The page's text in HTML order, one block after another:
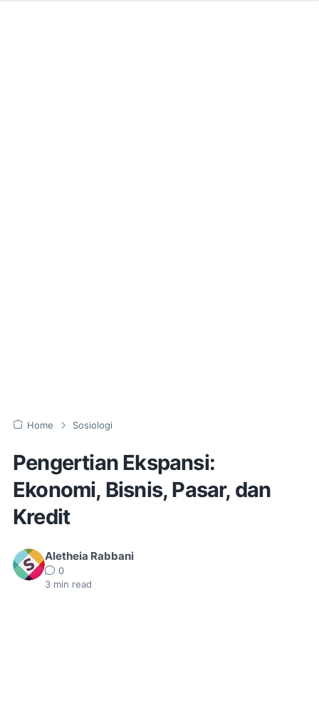
Home Sosiologi
Pengertian Ekspansi:
Ekonomi, Bisnis, Pasar, dan
Kredit
Aletheia Rabbani
0
3 min read